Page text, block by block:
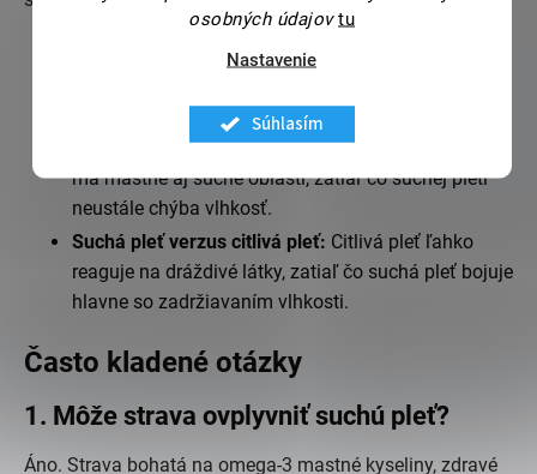
osobných údajov tu
Nastavenie
Súhlasím
Suchá pleť verzus mastná pleť:
chýbajú prirodzené oleje.
Suchá pleť verzus zmiešaná pleť:
má mastné aj suché oblasti, zatiaľ čo suchej pleti
neustále chýba vlhkosť.
Suchá pleť verzus citlivá pleť: Citlivá pleť ľahko
reaguje na dráždivé látky, zatiaľ čo suchá pleť bojuje
hlavne so zadržiavaním vlhkosti.
Často kladené otázky
1. Môže strava ovplyvniť suchú pleť?
Áno. Strava bohatá na omega-3 mastné kyseliny, zdravé